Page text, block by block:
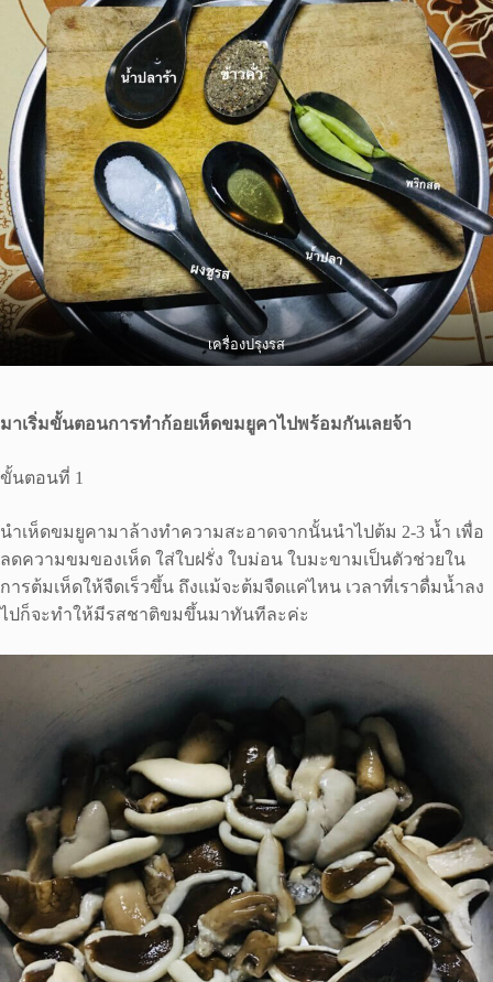
เครื่องปรุงรส
มาเริ่มขั้นตอนการทำก้อยเห็ดขมยูคาไปพร้อมกันเลยจ้า
ขั้นตอนที่ 1
นำเห็ดขมยูคามาล้างทำความสะอาดจากนั้นนำไปต้ม 2-3 น้ำ เพื่อ
ลดความขมของเห็ด ใส่ใบฝรั่ง ใบม่อน ใบมะขามเป็นตัวช่วยใน
การต้มเห็ดให้จืดเร็วขึ้น ถึงแม้จะต้มจืดแค่ไหน เวลาที่เราดื่มน้ำลง
ไปก็จะทำให้มีรสชาติขมขึ้นมาทันทีละค่ะ